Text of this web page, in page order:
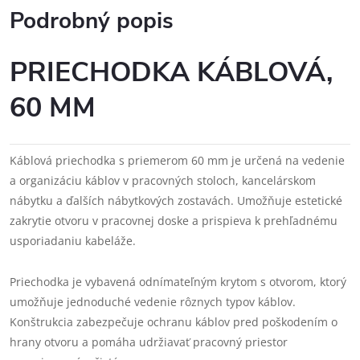
Podrobný popis
PRIECHODKA KÁBLOVÁ,
60 MM
Káblová priechodka s priemerom 60 mm je určená na vedenie
a organizáciu káblov v pracovných stoloch, kancelárskom
nábytku a ďalších nábytkových zostavách. Umožňuje estetické
zakrytie otvoru v pracovnej doske a prispieva k prehľadnému
usporiadaniu kabeláže.
Priechodka je vybavená odnímateľným krytom s otvorom, ktorý
umožňuje jednoduché vedenie rôznych typov káblov.
Konštrukcia zabezpečuje ochranu káblov pred poškodením o
hrany otvoru a pomáha udržiavať pracovný priestor